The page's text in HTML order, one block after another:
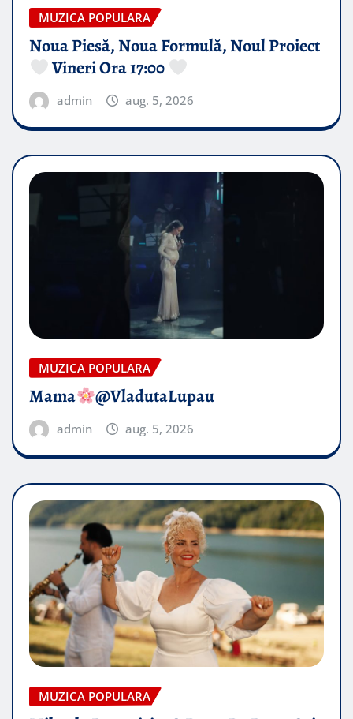
MUZICA POPULARA
Noua Piesă, Noua Formulă, Noul Proiect
Vineri Ora 17:00
admin aug. 5, 2026
MUZICA POPULARA
Mama @VladutaLupau
admin aug. 5, 2026
MUZICA POPULARA